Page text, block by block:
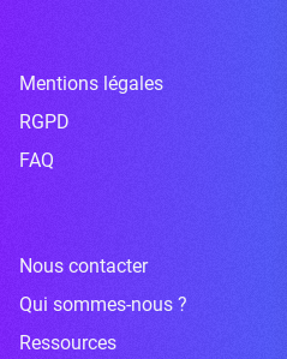
Mentions légales
RGPD
FAQ
Nous contacter
Qui sommes-nous ?
Ressources